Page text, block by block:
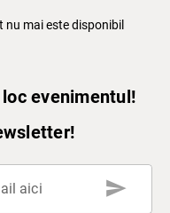
nu mai este disponibil
evenimentul!
aici send